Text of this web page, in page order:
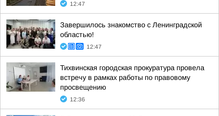
12:47
Завершилось знакомство с Ленинградской
областью!
12:47
Тихвинская городская прокуратура провела
встречу в рамках работы по правовому
просвещению
12:36